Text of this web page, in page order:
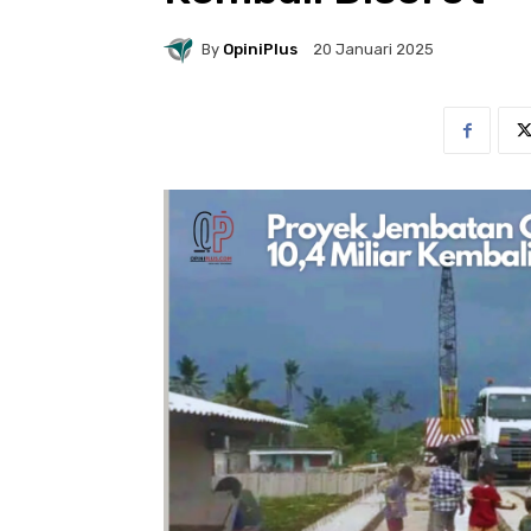
By OpiniPlus 20 Januari 2025